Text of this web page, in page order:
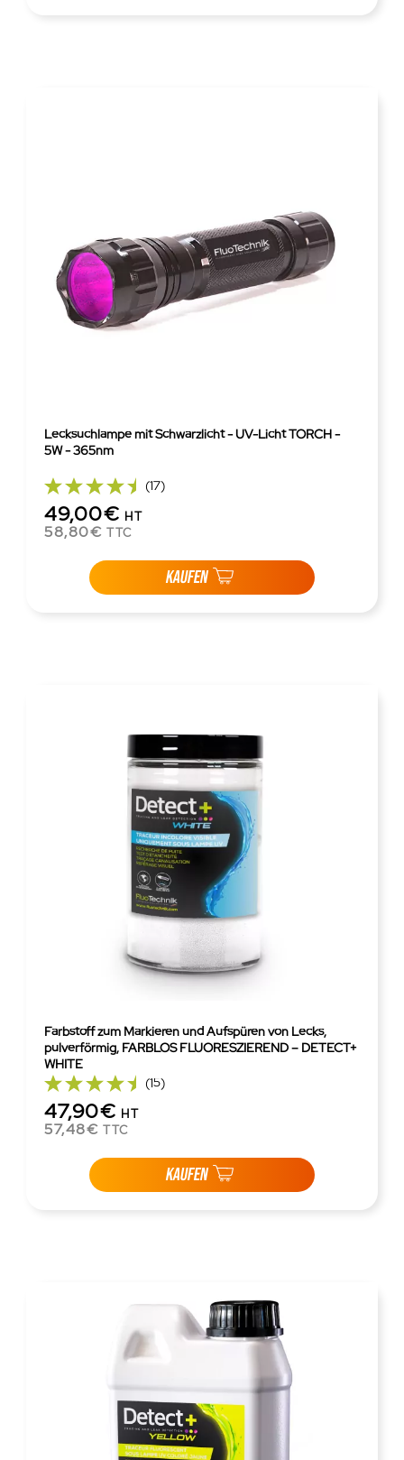
Lecksuchlampe mit Schwarzlicht - UV-Licht TORCH -
5W - 365nm
(17)
49,00€ HT
58,80€ TTC
KAUFEN
Farbstoff zum Markieren und Aufspüren von Lecks,
pulverförmig, FARBLOS FLUORESZIEREND – DETECT+
WHITE
(15)
47,90€ HT
57,48€ TTC
KAUFEN